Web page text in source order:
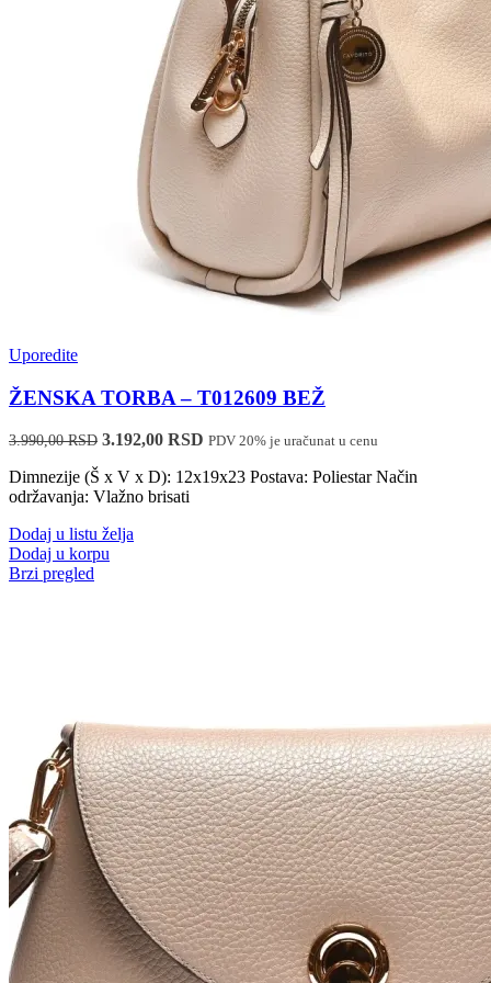
Uporedite
ŽENSKA TORBA – T012609 BEŽ
3.990,00RSD Originalna
je
bila:
3.192,00 RSD Trenutna
je:
PDV 20% je uračunat u cenu
Dimnezije (Š x V x D): 12x19x23 Postava: Poliestar Način
održavanja: Vlažno brisati
Dodaj u listu želja
Dodaj u korpu
Brzi pregled